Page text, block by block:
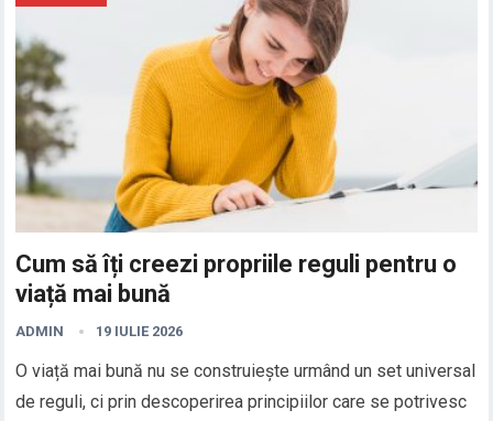
Cum să îți creezi propriile reguli pentru o
viață mai bună
ADMIN 19 IULIE 2026
O viață mai bună nu se construiește urmând un set universal
de reguli, ci prin descoperirea principiilor care se potrivesc